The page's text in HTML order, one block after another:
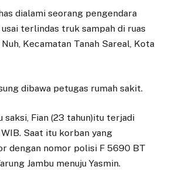
dialami seorang pengendara
terlindas truk sampah di ruas
Kecamatan Tanah Sareal, Kota
dibawa petugas rumah sakit.
saksi, Fian (23 tahun)itu terjadi
Saat itu korban yang
dengan nomor polisi F 5690 BT
Jambu menuju Yasmin.